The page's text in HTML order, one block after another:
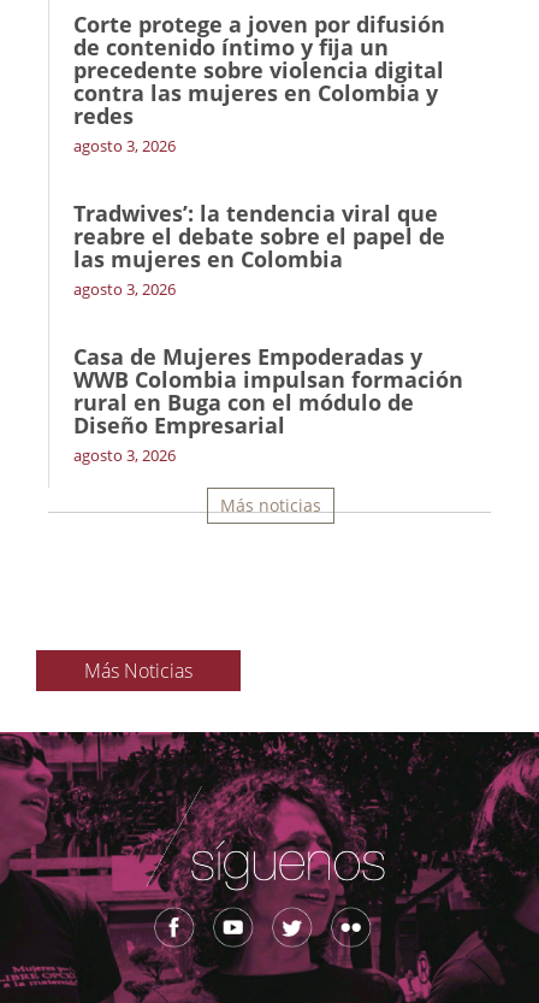
Corte protege a joven por difusión
de contenido íntimo y fija un
precedente sobre violencia digital
contra las mujeres en Colombia y
redes
agosto 3, 2026
Tradwives’: la tendencia viral que
reabre el debate sobre el papel de
las mujeres en Colombia
agosto 3, 2026
Casa de Mujeres Empoderadas y
WWB Colombia impulsan formación
rural en Buga con el módulo de
Diseño Empresarial
agosto 3, 2026
Más noticias
Más Noticias